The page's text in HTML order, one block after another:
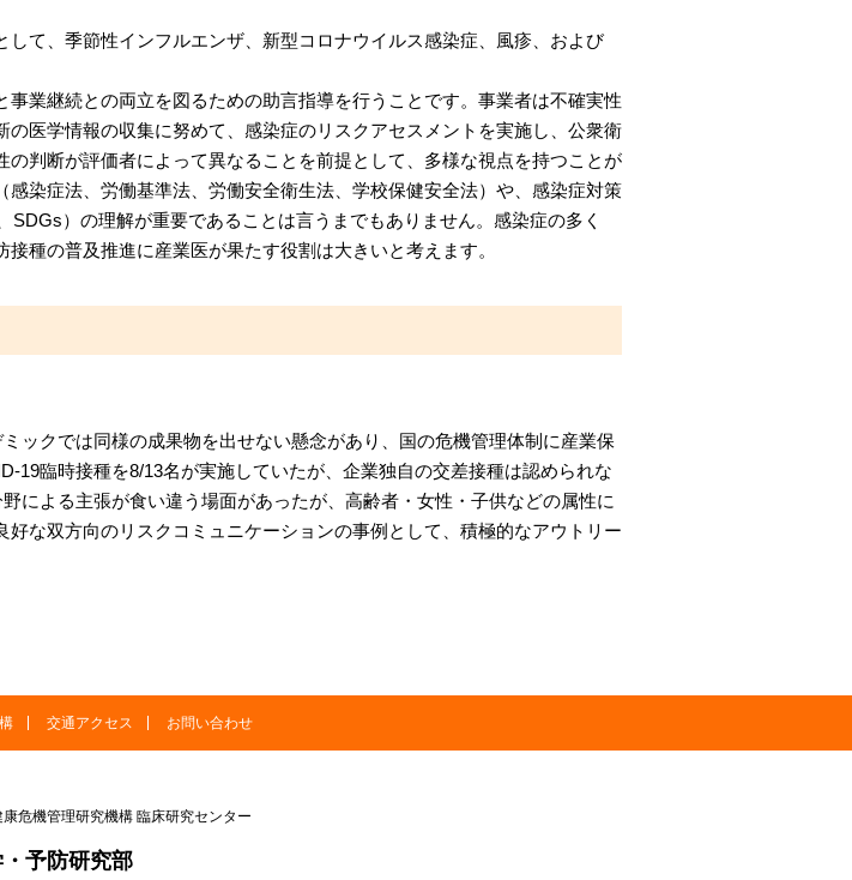
て、季節性インフルエンザ、新型コロナウイルス感染症、風疹、および
業継続との両立を図るための助言指導を行うことです。事業者は不確実性
医学情報の収集に努めて、感染症のリスクアセスメントを実施し、公衆衛
判断が評価者によって異なることを前提として、多様な視点を持つことが
染症法、労働基準法、労働安全衛生法、学校保健安全法）や、感染症対策
）の理解が重要であることは言うまでもありません。感染症の多く
種の普及推進に産業医が果たす役割は大きいと考えます。
ックでは同様の成果物を出せない懸念があり、国の危機管理体制に産業保
19臨時接種を8/13名が実施していたが、企業独自の交差接種は認められな
による主張が食い違う場面があったが、高齢者・女性・子供などの属性に
な双方向のリスクコミュニケーションの事例として、積極的なアウトリー
交通アクセス お問い合わせ
危機管理研究機構 臨床研究センター
予防研究部